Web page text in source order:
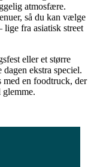
atmosfære.
så du kan vælge
lige fra asiatisk street
eller et større
ekstra speciel.
en foodtruck, der
glemme.